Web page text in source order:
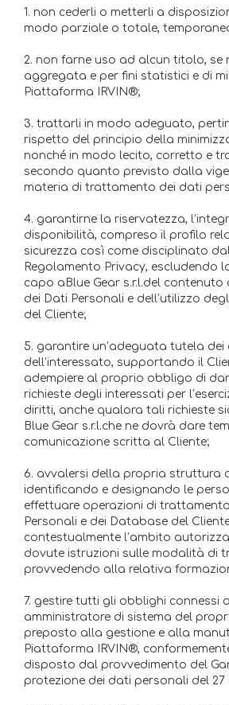
1. non cederli o metterli a
modo parziale o totale,
2. non farne uso ad alcun titolo, se
aggregata e per fini statistici e di
Piattaforma IRVIN®;
3. trattarli in modo adeguato,
rispetto del principio della
nonché in modo lecito, corretto e
secondo quanto previsto dalla
materia di trattamento dei dati
4. garantirne la riservatezza,
disponibilità, compreso il profilo
sicurezza così come disciplinato
Regolamento Privacy, escludendo
capo aBlue Gear s.r.l.del contenuto
dei Dati Personali e dell’utilizzo
del Cliente;
5. garantire un’adeguata tutela dei
dell’interessato, supportando il
adempiere al proprio obbligo di
richieste degli interessati per
diritti, anche qualora tali richieste
Blue Gear s.r.l.che ne dovrà dare
comunicazione scritta al Cliente;
6. avvalersi della propria struttura
identificando e designando le
effettuare operazioni di
Personali e dei Database del
contestualmente l’ambito
dovute istruzioni sulle modalità di
provvedendo alla relativa
7. gestire tutti gli obblighi connessi
amministratore di sistema del
preposto alla gestione e alla
Piattaforma IRVIN®,
disposto dal provvedimento del
protezione dei dati personali del 27